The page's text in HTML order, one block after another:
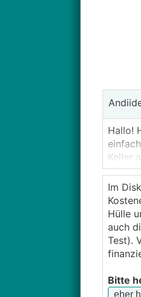
Hallo!
Keller
Im
Hülle
auch
Test).
Bitte